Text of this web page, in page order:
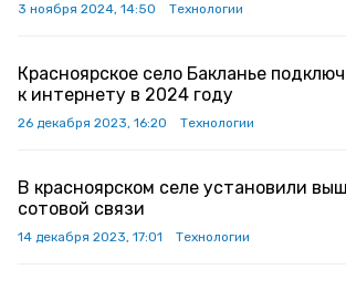
3 ноября 2024, 14:50 Технологии
Красноярское село Бакланье
к интернету в 2024 году
26 декабря 2023, 16:20 Технологии
В красноярском селе установили
сотовой связи
14 декабря 2023, 17:01 Технологии